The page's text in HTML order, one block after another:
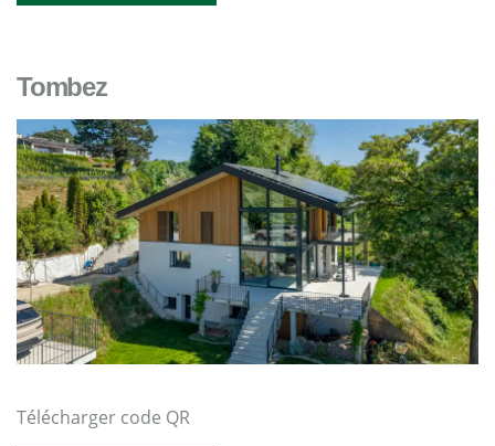
Tombez
Télécharger code QR